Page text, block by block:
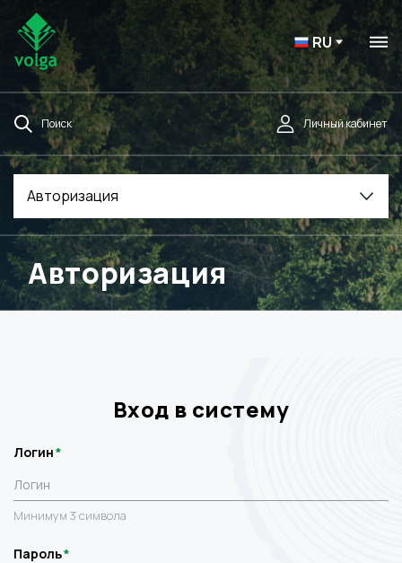
RU
Поиск Личный кабинет
Авторизация
Авторизация
Вход в систему
Логин
Минимум 3 символа
Пароль